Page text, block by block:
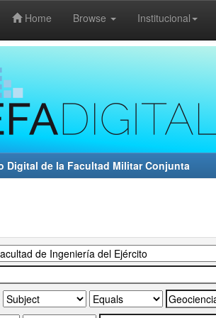
Home Browse Institucional
Digital de la Facultad Militar Conjunta